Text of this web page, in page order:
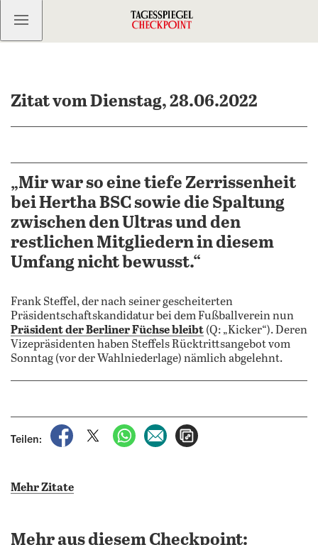
Kostenlos anmelden
Zitat vom Dienstag, 28.06.2022
„Mir war so eine tiefe Zerrissenheit
bei Hertha BSC sowie die Spaltung
zwischen den Ultras und den
restlichen Mitgliedern in diesem
Umfang nicht bewusst.“
Frank Steffel, der nach seiner gescheiterten
Präsidentschaftskandidatur bei dem Fußballverein nun
Präsident der Berliner Füchse bleibt (Q: „Kicker“). Deren
Vizepräsidenten haben Steffels Rücktrittsangebot vom
Sonntag (vor der Wahlniederlage) nämlich abgelehnt.
Teilen:
auf Facebook teilen
auf X teilenper WhatsApp teilen
per E-Mail teilen
Mehr Zitate
Mehr aus diesem Checkpoint: